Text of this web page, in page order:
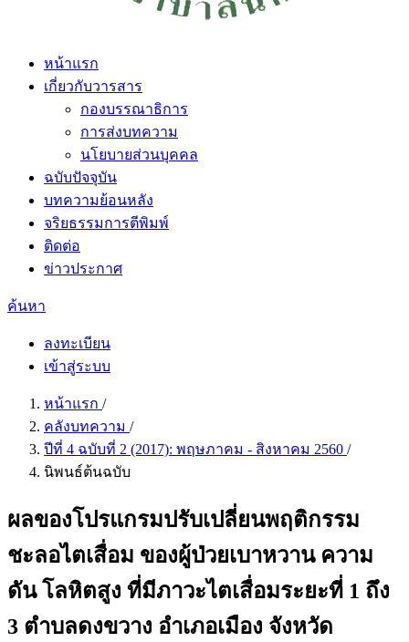
หน้าแรก
เกี่ยวกับวารสาร
กองบรรณาธิการ
การส่งบทความ
นโยบายส่วนบุคคล
ฉบับปัจจุบัน
บทความย้อนหลัง
จริยธรรมการตีพิมพ์
ติดต่อ
ข่าวประกาศ
ค้นหา
ลงทะเบียน
เข้าสู่ระบบ
หน้าแรก /
คลังบทความ /
ปีที่ 4 ฉบับที่ 2 (2017): พฤษภาคม - สิงหาคม 2560 /
นิพนธ์ต้นฉบับ
ผลของโปรแกรมปรับเปลี่ยนพฤติกรรม
ชะลอไตเสื่อม ของผู้ป่วยเบาหวาน ความ
ดัน โลหิตสูง ที่มีภาวะไตเสื่อมระยะที่ 1 ถึง
3 ตำบลดงขวาง อำเภอเมือง จังหวัด